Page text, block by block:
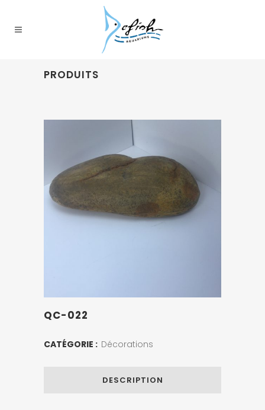
PRODUITS
QC-022
CATÉGORIE : Décorations
DESCRIPTION